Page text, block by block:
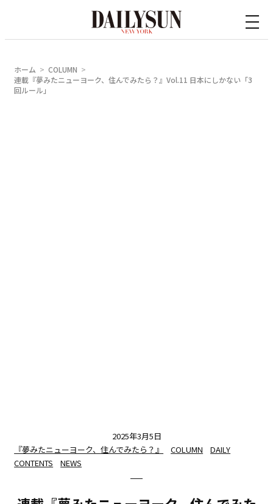
ホーム
COLUMN
連載『夢みたニューヨーク、住んでみたら？』Vol.11 日本にしかない「3
回ルール」
2025年3月5日
『夢みたニューヨーク、住んでみたら？』
COLUMN
DAILY
CONTENTS
NEWS